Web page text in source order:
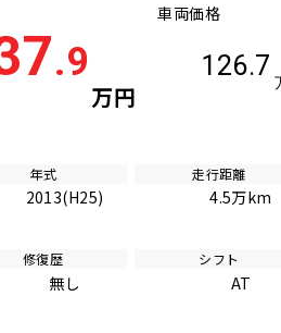
.9
万円
車両価格
126.7
年式
2013(H25)
走行距離
4.5万km
修復歴
無し
シフト
AT